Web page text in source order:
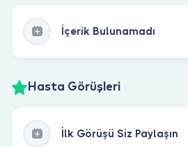
İçerik Bulunamadı
Hasta Görüşleri
İlk Görüşü Siz Paylaşın